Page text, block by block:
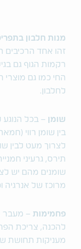
מנות חלבון
זהו אחד הרכיבים
רקמות הגוף גם
החי כמו גם מוצרי
לחלבון.
שומן – בכל
בין שומן רווי
לצרוך מעט לבין
תירס, גרעיני
שומנים מהם יש
מרוכז של אנרגיה
פחמימות – מעבר
להכנה, צריכת
מעניקות תחושת